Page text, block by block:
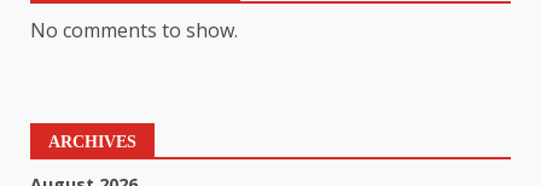
No comments to show.
ARCHIVES